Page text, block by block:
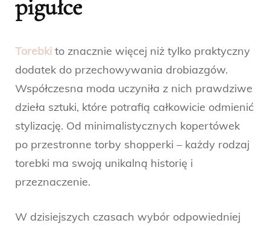
pigułce
Torebki to znacznie więcej niż tylko praktyczny
dodatek do przechowywania drobiazgów.
Współczesna moda uczyniła z nich prawdziwe
dzieła sztuki, które potrafią całkowicie odmienić
stylizację. Od minimalistycznych kopertówek
po przestronne torby shopperki – każdy rodzaj
torebki ma swoją unikalną historię i
przeznaczenie.
W dzisiejszych czasach wybór odpowiedniej